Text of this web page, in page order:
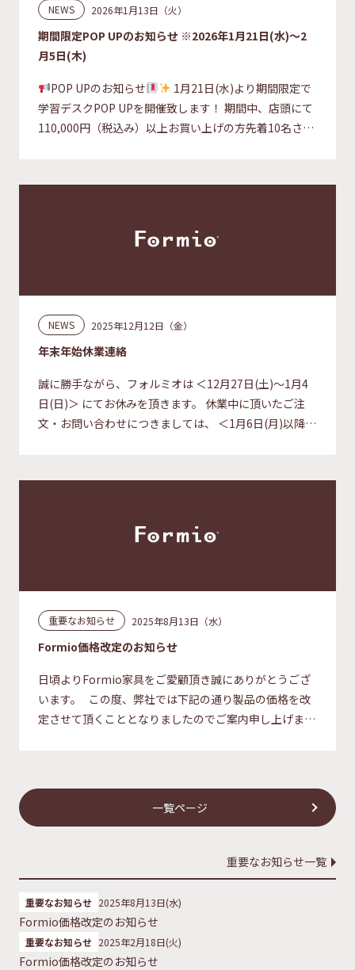
NEWS 2026年1月13日（火）
期間限定POP UPのお知らせ ※2026年1月21日(水)～2
月5日(木)
POP UPのお知らせ
1月21日(水)より期間限定で
学習デスクPOP UPを開催致します！ 期間中、店頭にて
110,000円（税込み）以上お買い上げの方先着10名さま
NEWS 2025年12月12日（金）
年末年始休業連絡
誠に勝手ながら、フォルミオは ＜12月27日(土)～1月4
日(日)＞ にてお休みを頂きます。 休業中に頂いたご注
文・お問い合わせにつきましては、 ＜1月6日(月)以降＞
重要なお知らせ 2025年8月13日（水）
Formio価格改定のお知らせ
日頃よりFormio家具をご愛顧頂き誠にありがとうござ
います。 この度、弊社では下記の通り製品の価格を改
定させて頂くこととなりましたのでご案内申し上げま
一覧ページ
重要なお知らせ一覧
重要なお知らせ 2025年8月13日(水)
Formio価格改定のお知らせ
重要なお知らせ 2025年2月18日(火)
Formio価格改定のお知らせ